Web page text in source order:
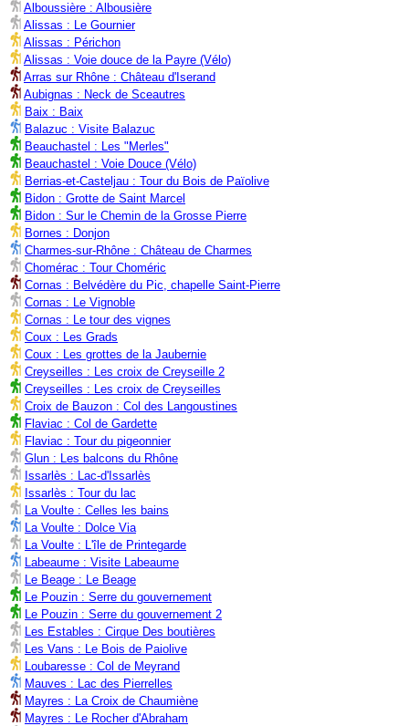
Alboussière : Albousière
Alissas : Le Gournier
Alissas : Périchon
Alissas : Voie douce de la Payre (Vélo)
Arras sur Rhône : Château d'Iserand
Aubignas : Neck de Sceautres
Baix : Baix
Balazuc : Visite Balazuc
Beauchastel : Les "Merles"
Beauchastel : Voie Douce (Vélo)
Berrias-et-Casteljau : Tour du Bois de Païolive
Bidon : Grotte de Saint Marcel
Bidon : Sur le Chemin de la Grosse Pierre
Bornes : Donjon
Charmes-sur-Rhône : Château de Charmes
Chomérac : Tour Choméric
Cornas : Belvédère du Pic, chapelle Saint-Pierre
Cornas : Le Vignoble
Cornas : Le tour des vignes
Coux : Les Grads
Coux : Les grottes de la Jaubernie
Creyseilles : Les croix de Creyseille 2
Creyseilles : Les croix de Creyseilles
Croix de Bauzon : Col des Langoustines
Flaviac : Col de Gardette
Flaviac : Tour du pigeonnier
Glun : Les balcons du Rhône
Issarlès : Lac-d'Issarlès
Issarlès : Tour du lac
La Voulte : Celles les bains
La Voulte : Dolce Via
La Voulte : L'île de Printegarde
Labeaume : Visite Labeaume
Le Beage : Le Beage
Le Pouzin : Serre du gouvernement
Le Pouzin : Serre du gouvernement 2
Les Estables : Cirque Des boutières
Les Vans : Le Bois de Paiolive
Loubaresse : Col de Meyrand
Mauves : Lac des Pierrelles
Mayres : La Croix de Chaumiène
Mayres : Le Rocher d'Abraham